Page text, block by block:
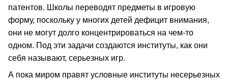
патентов. Школы переводят предметы в игровую
форму, поскольку у многих детей дефицит внимания,
они не могут долго концентрироваться на чем-то
одном. Под эти задачи создаются институты, как они
себя называют, серьезных игр.
А пока миром правят условные институты несерьезных